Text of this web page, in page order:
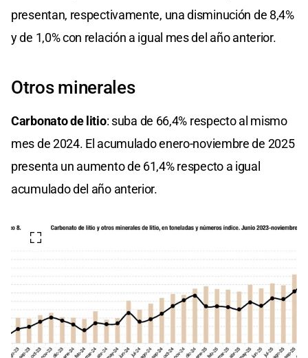
presentan, respectivamente, una disminución de 8,4%
y de 1,0% con relación a igual mes del año anterior.
Otros minerales
Carbonato de litio: suba de 66,4% respecto al mismo
mes de 2024. El acumulado enero-noviembre de 2025
presenta un aumento de 61,4% respecto a igual
acumulado del año anterior.